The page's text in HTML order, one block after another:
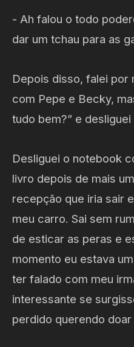
- Ah falou o todo
dar um tchau para as
Depois disso, falei por
com Pepe e Becky,
tudo bem?” e
Desliguei o notebook
livro depois de mais
recepção que iria sair
meu carro. Sai sem
de esticar as peras e
momento eu estava
ter falado com meu
interessante se
perdido querendo doar